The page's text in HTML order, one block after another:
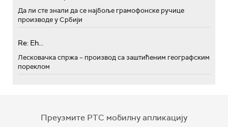
Да ли сте знали да се најбоље грамофонске ручице
производе у Србији
Re: Eh...
Лесковачка спржа – производ са заштићеним географским
пореклом
Преузмите РТС мобилну апликацију